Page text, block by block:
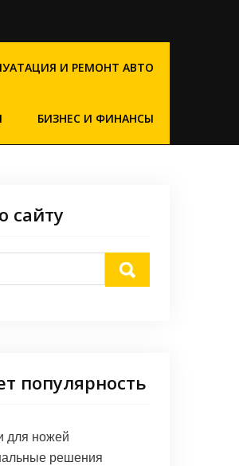
И РЕМОНТ АВТО
БИЗНЕС И ФИНАНСЫ
сайту
популярность
для ножей
решения